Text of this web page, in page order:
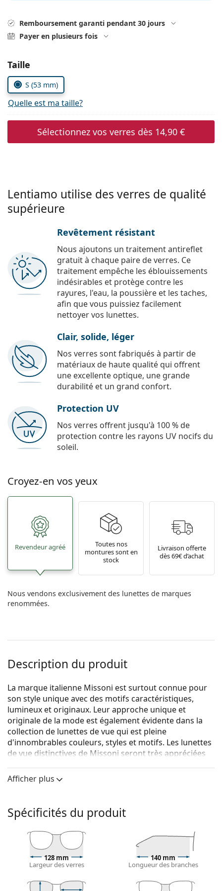
Prada
hors ligne
Remboursement garanti pendant 30 jours
Payer en plusieurs fois
Choisissez les paramètres
Taille
S (53 mm)
Quelle est ma taille?
Sélectionnez vos verres dès 14,90 €
Lentiamo utilise des verres de qualité
supérieure
Revêtement résistant
Nous ajoutons un traitement antireflet
gratuit à chaque paire de verres. Ce
traitement empêche les éblouissements
indésirables et protège contre les
rayures, l'eau, la poussière et les taches,
afin que vous puissiez facilement
nettoyer vos lunettes.
Clair, solide, léger
Nos verres sont fabriqués à partir de
matériaux de haute qualité qui offrent
une excellente optique, une grande
durabilité et un grand confort.
Protection UV
Nos verres offrent jusqu'à 100 % de
protection contre les rayons UV nocifs du
soleil.
Croyez-en vos yeux
Revendeur agréé
Toutes nos
montures sont en
stock
Livraison offerte
dès 69€ d’achat
Nous vendons exclusivement des lunettes de marques
renommées.
Description du produit
La marque italienne Missoni est surtout connue pour
son style unique avec des motifs caractéristiques,
lumineux et originaux. Leur approche unique et
originale de la mode est également évidente dans la
collection de lunettes de vue qui est pleine
d'innombrables couleurs, styles et motifs. Les lunettes
de vue distinctives de Missoni seront très appréciées
Missoni MIS 0006 S37 15 53
Voyez de quoi vous avez l'air avec ces lunettes grâce à
la fonction d'essai virtuel de Lentiamo.
Monture de lunettes de vue
La couleur noire de la monture s'accorde
parfaitement avec tous les teints et des cheveux
Les montures rectangulaires sont un choix idéal
Afficher plus
Spécificités du produit
128 mm
Largeur des verres
140 mm
Longueur des branches